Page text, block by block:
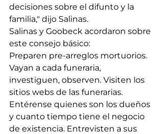
decisiones sobre el difunto y la
familia," dijo Salinas.
Salinas y Goobeck acordaron sobre
este consejo básico:
Preparen pre-arreglos mortuorios.
Vayan a cada funeraria,
investiguen, observen. Visiten los
sitios webs de las funerarias.
Entérense quienes son los dueños
y cuanto tiempo tiene el negocio
de existencia. Entrevisten a sus